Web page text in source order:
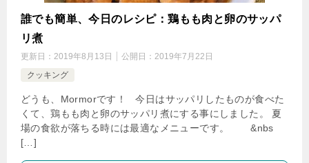
誰でも簡単、今日のレシピ：鶏もも肉と卵のサッパ
リ煮
更新日： 2019年8月13日 公開日： 2019年7月22日
クッキング
どうも、Mormorです！ 今日はサッパリしたものが食べた
くて、鶏もも肉と卵のサッパリ煮にする事にしました。 夏
場の食欲が落ちる時には最適なメニューです。 &nbs
[…]